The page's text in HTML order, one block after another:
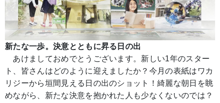
新たな一歩。決意とともに昇る日の出
あけましておめでとうございます。新しい1年のスター
ト、皆さんはどのように迎えましたか？今月の表紙はワカ
リジーから垣間見える日の出のショット！綺麗な朝日を眺
めながら、新たな決意を抱かれた人も少なくないのでは？